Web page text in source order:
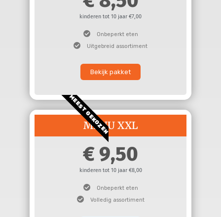
kinderen tot 10 jaar €7,00
Onbeperkt eten
Uitgebreid assortiment
Bekijk pakket
MEEST GEKOZEN
MENU XXL
9,50
kinderen tot 10 jaar €8,00
Onbeperkt eten
Volledig assortiment